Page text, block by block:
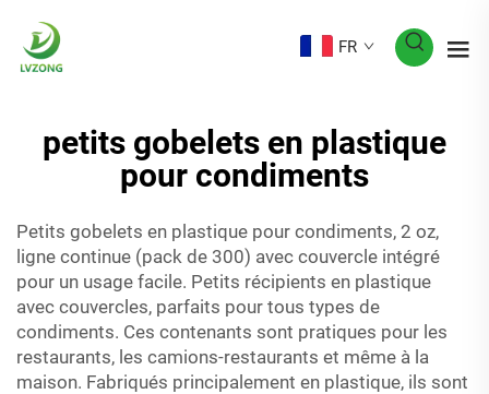
FR
petits gobelets en plastique
pour condiments
Petits gobelets en plastique pour condiments, 2 oz,
ligne continue (pack de 300) avec couvercle intégré
pour un usage facile. Petits récipients en plastique
avec couvercles, parfaits pour tous types de
condiments. Ces contenants sont pratiques pour les
restaurants, les camions-restaurants et même à la
maison. Fabriqués principalement en plastique, ils sont